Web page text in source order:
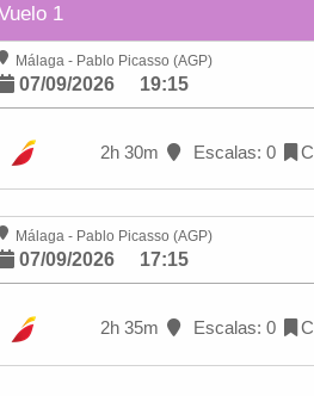
1
Málaga - Pablo Picasso (AGP)
07/09/2026 19:15
2h 30m Escalas: 0
Málaga - Pablo Picasso (AGP)
07/09/2026 17:15
2h 35m Escalas: 0